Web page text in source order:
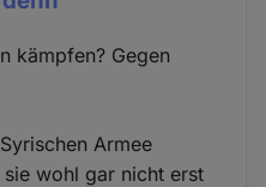
kämpfen? Gegen
Armee
wohl gar nicht erst